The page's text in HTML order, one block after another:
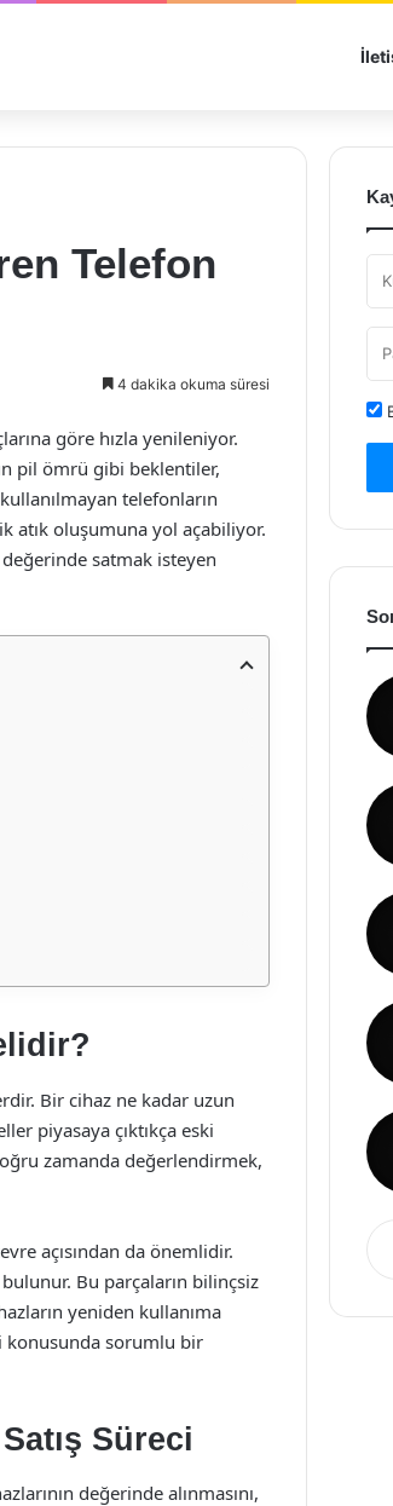
Telefon
4 dakika okuma süresi
göre hızla yenileniyor.
pil ömrü gibi beklentiler,
telefonların
atık oluşumuna yol açabiliyor.
satmak isteyen
Bir cihaz ne kadar uzun
piyasaya çıktıkça eski
zamanda değerlendirmek,
açısından da önemlidir.
Bu parçaların bilinçsiz
yeniden kullanıma
konusunda sorumlu bir
Süreci
değerinde alınmasını,